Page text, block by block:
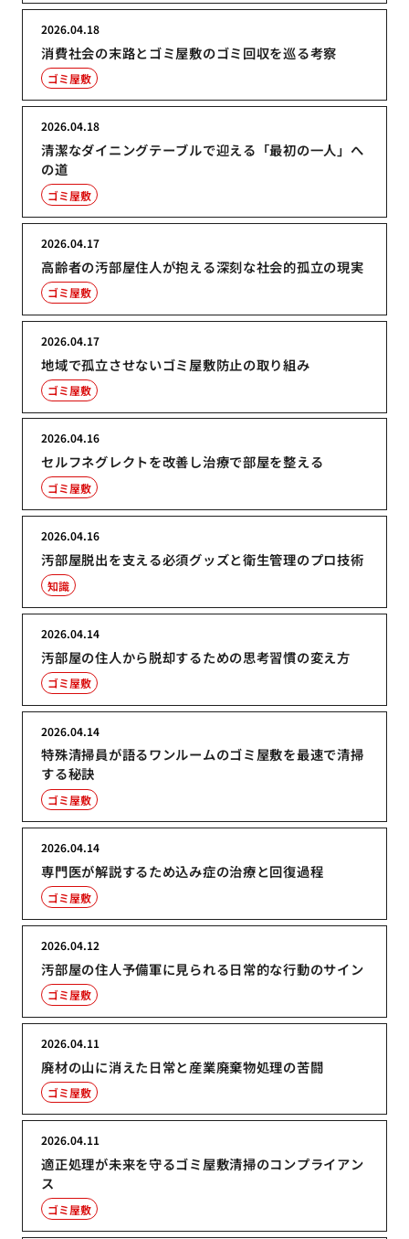
消費社会の末路とゴミ屋敷のゴミ回収を巡る考察
2026.04.18
ゴミ屋敷
清潔なダイニングテーブルで迎える「最初の一人」へ
の道
2026.04.18
ゴミ屋敷
高齢者の汚部屋住人が抱える深刻な社会的孤立の現実
2026.04.17
ゴミ屋敷
地域で孤立させないゴミ屋敷防止の取り組み
2026.04.17
ゴミ屋敷
セルフネグレクトを改善し治療で部屋を整える
2026.04.16
ゴミ屋敷
汚部屋脱出を支える必須グッズと衛生管理のプロ技術
2026.04.16
知識
汚部屋の住人から脱却するための思考習慣の変え方
2026.04.14
ゴミ屋敷
特殊清掃員が語るワンルームのゴミ屋敷を最速で清掃
する秘訣
2026.04.14
ゴミ屋敷
専門医が解説するため込み症の治療と回復過程
2026.04.14
ゴミ屋敷
汚部屋の住人予備軍に見られる日常的な行動のサイン
2026.04.12
ゴミ屋敷
廃材の山に消えた日常と産業廃棄物処理の苦闘
2026.04.11
ゴミ屋敷
適正処理が未来を守るゴミ屋敷清掃のコンプライアン
ス
2026.04.11
ゴミ屋敷